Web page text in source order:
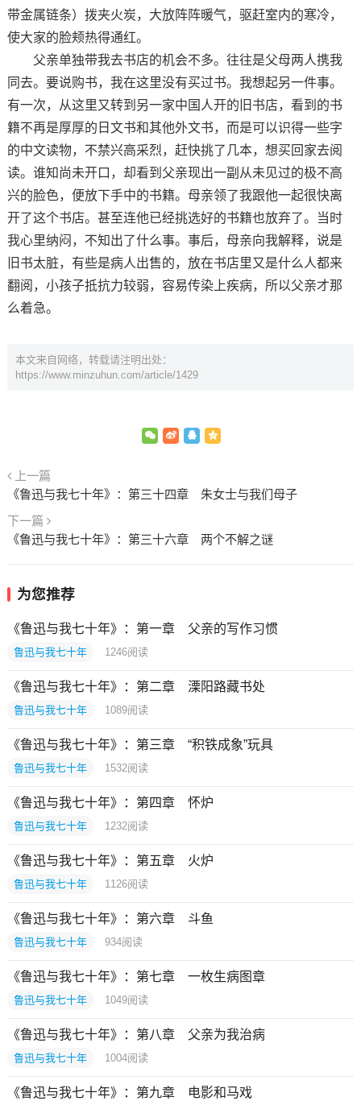
带金属链条）拨夹火炭，大放阵阵暖气，驱赶室内的寒冷，
使大家的脸颊热得通红。
父亲单独带我去书店的机会不多。往往是父母两人携我
同去。要说购书，我在这里没有买过书。我想起另一件事。
有一次，从这里又转到另一家中国人开的旧书店，看到的书
籍不再是厚厚的日文书和其他外文书，而是可以识得一些字
的中文读物，不禁兴高采烈，赶快挑了几本，想买回家去阅
读。谁知尚未开口，却看到父亲现出一副从未见过的极不高
兴的脸色，便放下手中的书籍。母亲领了我跟他一起很快离
开了这个书店。甚至连他已经挑选好的书籍也放弃了。当时
我心里纳闷，不知出了什么事。事后，母亲向我解释，说是
旧书太脏，有些是病人出售的，放在书店里又是什么人都来
翻阅，小孩子抵抗力较弱，容易传染上疾病，所以父亲才那
么着急。
本文来自网络，转载请注明出处：
https://www.minzuhun.com/article/1429
上一篇
《鲁迅与我七十年》：第三十四章 朱女士与我们母子
下一篇
《鲁迅与我七十年》：第三十六章 两个不解之谜
为您推荐
《鲁迅与我七十年》：第一章 父亲的写作习惯
鲁迅与我七十年 1246阅读
《鲁迅与我七十年》：第二章 溧阳路藏书处
鲁迅与我七十年 1089阅读
《鲁迅与我七十年》：第三章 “积铁成象”玩具
鲁迅与我七十年 1532阅读
《鲁迅与我七十年》：第四章 怀炉
鲁迅与我七十年 1232阅读
《鲁迅与我七十年》：第五章 火炉
鲁迅与我七十年 1126阅读
《鲁迅与我七十年》：第六章 斗鱼
鲁迅与我七十年 934阅读
《鲁迅与我七十年》：第七章 一枚生病图章
鲁迅与我七十年 1049阅读
《鲁迅与我七十年》：第八章 父亲为我治病
鲁迅与我七十年 1004阅读
《鲁迅与我七十年》：第九章 电影和马戏